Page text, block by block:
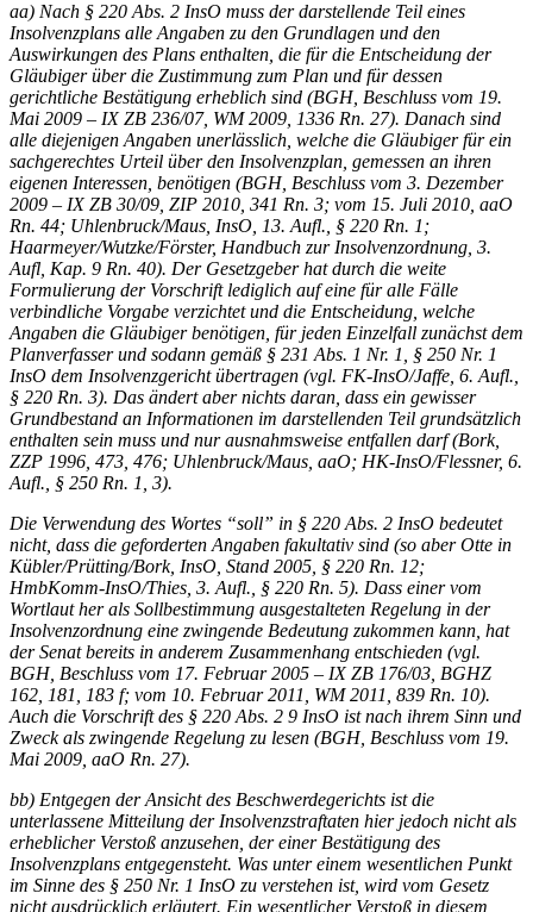
aa) Nach § 220 Abs. 2 InsO muss der darstellende Teil eines
Insolvenzplans alle Angaben zu den Grundlagen und den
Auswirkungen des Plans enthalten, die für die Entscheidung der
Gläubiger über die Zustimmung zum Plan und für dessen
gerichtliche Bestätigung erheblich sind (BGH, Beschluss vom 19.
Mai 2009 – IX ZB 236/07, WM 2009, 1336 Rn. 27). Danach sind
alle diejenigen Angaben unerlässlich, welche die Gläubiger für ein
sachgerechtes Urteil über den Insolvenzplan, gemessen an ihren
eigenen Interessen, benötigen (BGH, Beschluss vom 3. Dezember
2009 – IX ZB 30/09, ZIP 2010, 341 Rn. 3; vom 15. Juli 2010, aaO
Rn. 44; Uhlenbruck/Maus, InsO, 13. Aufl., § 220 Rn. 1;
Haarmeyer/Wutzke/Förster, Handbuch zur Insolvenzordnung, 3.
Aufl, Kap. 9 Rn. 40). Der Gesetzgeber hat durch die weite
Formulierung der Vorschrift lediglich auf eine für alle Fälle
verbindliche Vorgabe verzichtet und die Entscheidung, welche
Angaben die Gläubiger benötigen, für jeden Einzelfall zunächst dem
Planverfasser und sodann gemäß § 231 Abs. 1 Nr. 1, § 250 Nr. 1
InsO dem Insolvenzgericht übertragen (vgl. FK-InsO/Jaffe, 6. Aufl.,
§ 220 Rn. 3). Das ändert aber nichts daran, dass ein gewisser
Grundbestand an Informationen im darstellenden Teil grundsätzlich
enthalten sein muss und nur ausnahmsweise entfallen darf (Bork,
ZZP 1996, 473, 476; Uhlenbruck/Maus, aaO; HK-InsO/Flessner, 6.
Aufl., § 250 Rn. 1, 3).
Die Verwendung des Wortes “soll” in § 220 Abs. 2 InsO bedeutet
nicht, dass die geforderten Angaben fakultativ sind (so aber Otte in
Kübler/Prütting/Bork, InsO, Stand 2005, § 220 Rn. 12;
HmbKomm-InsO/Thies, 3. Aufl., § 220 Rn. 5). Dass einer vom
Wortlaut her als Sollbestimmung ausgestalteten Regelung in der
Insolvenzordnung eine zwingende Bedeutung zukommen kann, hat
der Senat bereits in anderem Zusammenhang entschieden (vgl.
BGH, Beschluss vom 17. Februar 2005 – IX ZB 176/03, BGHZ
162, 181, 183 f; vom 10. Februar 2011, WM 2011, 839 Rn. 10).
Auch die Vorschrift des § 220 Abs. 2 9 InsO ist nach ihrem Sinn und
Zweck als zwingende Regelung zu lesen (BGH, Beschluss vom 19.
Mai 2009, aaO Rn. 27).
bb) Entgegen der Ansicht des Beschwerdegerichts ist die
unterlassene Mitteilung der Insolvenzstraftaten hier jedoch nicht als
erheblicher Verstoß anzusehen, der einer Bestätigung des
Insolvenzplans entgegensteht. Was unter einem wesentlichen Punkt
im Sinne des § 250 Nr. 1 InsO zu verstehen ist, wird vom Gesetz
nicht ausdrücklich erläutert. Ein wesentlicher Verstoß in diesem